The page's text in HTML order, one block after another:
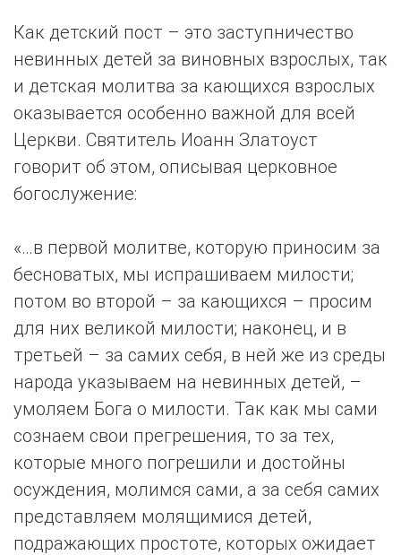
Как детский пост – это заступничество
невинных детей за виновных взрослых, так
и детская молитва за кающихся взрослых
оказывается особенно важной для всей
Церкви. Святитель Иоанн Златоуст
говорит об этом, описывая церковное
богослужение:
«…в первой молитве, которую приносим за
бесноватых, мы испрашиваем милости;
потом во второй – за кающихся – просим
для них великой милости; наконец, и в
третьей – за самих себя, в ней же из среды
народа указываем на невинных детей, –
умоляем Бога о милости. Так как мы сами
сознаем свои прегрешения, то за тех,
которые много погрешили и достойны
осуждения, молимся сами, а за себя самих
представляем молящимися детей,
подражающих простоте, которых ожидает